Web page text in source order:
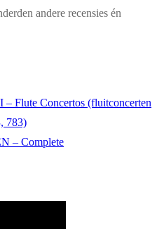
andere recensies én
Flute Concertos (fluitconcerten
783)
– Complete